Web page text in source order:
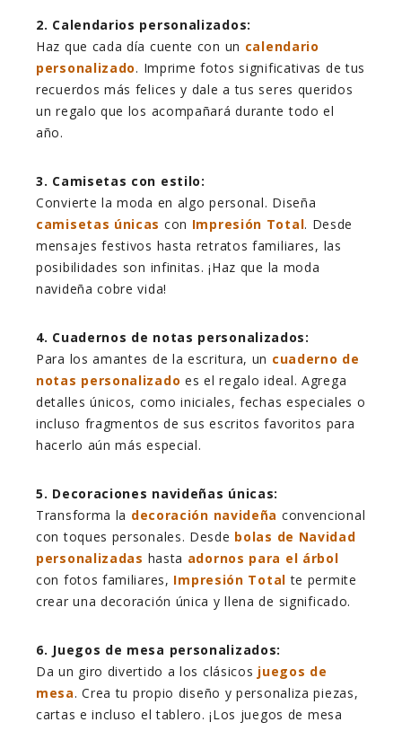
2. Calendarios personalizados:
Haz que cada día cuente con un calendario
personalizado. Imprime fotos significativas de tus
recuerdos más felices y dale a tus seres queridos
un regalo que los acompañará durante todo el
año.
3. Camisetas con estilo:
Convierte la moda en algo personal. Diseña
camisetas únicas con Impresión Total. Desde
mensajes festivos hasta retratos familiares, las
posibilidades son infinitas. ¡Haz que la moda
navideña cobre vida!
4. Cuadernos de notas personalizados:
Para los amantes de la escritura, un cuaderno de
notas personalizado es el regalo ideal. Agrega
detalles únicos, como iniciales, fechas especiales o
incluso fragmentos de sus escritos favoritos para
hacerlo aún más especial.
5. Decoraciones navideñas únicas:
Transforma la decoración navideña convencional
con toques personales. Desde bolas de Navidad
personalizadas hasta adornos para el árbol
con fotos familiares, Impresión Total te permite
crear una decoración única y llena de significado.
6. Juegos de mesa personalizados:
Da un giro divertido a los clásicos juegos de
mesa. Crea tu propio diseño y personaliza piezas,
cartas e incluso el tablero. ¡Los juegos de mesa